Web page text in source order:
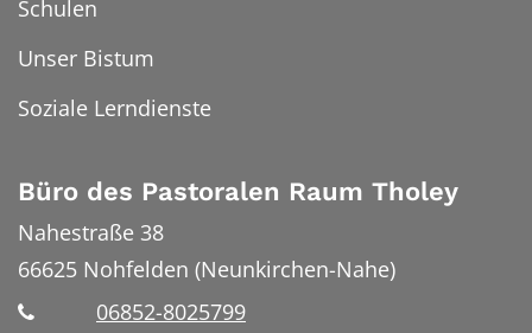
Schulen
Unser Bistum
Soziale Lerndienste
Büro des Pastoralen Raum Tholey
Nahestraße 38
66625 Nohfelden (Neunkirchen-Nahe)
06852-8025799